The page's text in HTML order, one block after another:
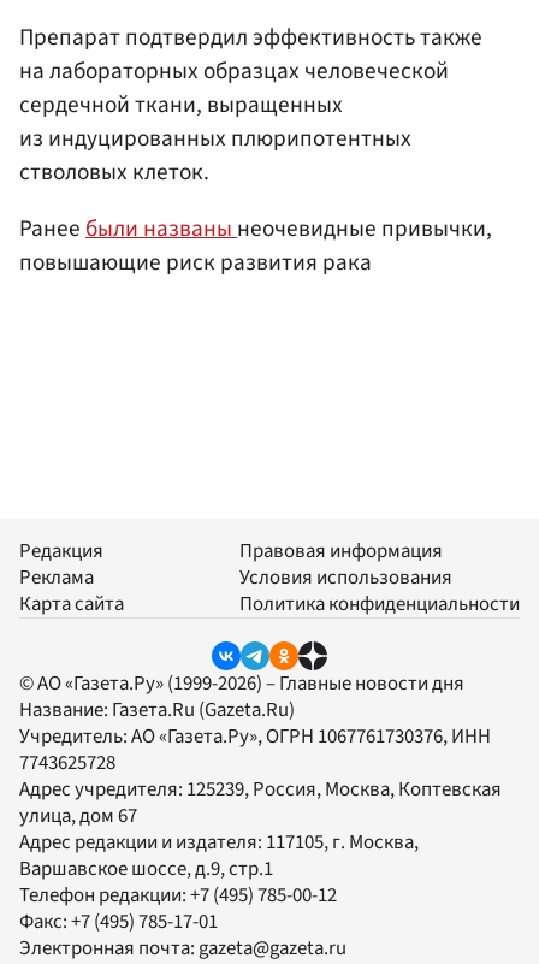
Препарат подтвердил эффективность также
на лабораторных образцах человеческой
сердечной ткани, выращенных
из индуцированных плюрипотентных
стволовых клеток.
Ранеебыли названынеочевидные привычки,
повышающие риск развития рака
Редакция
Реклама
Карта сайта
Правовая информация
Условия использования
Политика конфиденциальности
© АО «Газета.Ру» (1999-2026) – Главные новости дня
Название: Газета.Ru (Gazeta.Ru)
Учредитель:АО «Газета.Ру», ОГРН 1067761730376, ИНН
7743625728
Адрес учредителя: 125239, Россия, Москва, Коптевская
улица, дом 67
Адрес редакции и издателя: 117105, г. Москва,
Варшавское шоссе, д.9, стр.1
Телефон редакции:+7 (495) 785-00-12
Факс:+7 (495) 785-17-01
Электронная почта:gazeta@gazeta.ru